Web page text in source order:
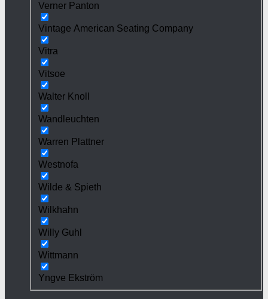
Verner Panton
Vintage American Seating Company
Vitra
Vitsoe
Walter Knoll
Wandleuchten
Warren Plattner
Westnofa
Wilde & Spieth
Wilkhahn
Willy Guhl
Wittmann
Yngve Ekström